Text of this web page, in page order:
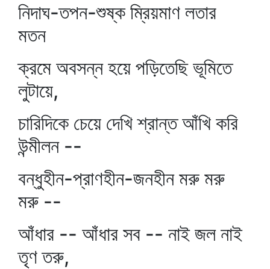
নিদাঘ-তপন-শুষ্ক ম্রিয়মাণ লতার
মতন
ক্রমে অবসন্ন হয়ে পড়িতেছি ভূমিতে
লুটায়ে,
চারিদিকে চেয়ে দেখি শ্রান্ত আঁখি করি
উন্মীলন --
বন্ধুহীন-প্রাণহীন-জনহীন মরু মরু
মরু --
আঁধার -- আঁধার সব -- নাই জল নাই
তৃণ তরু,